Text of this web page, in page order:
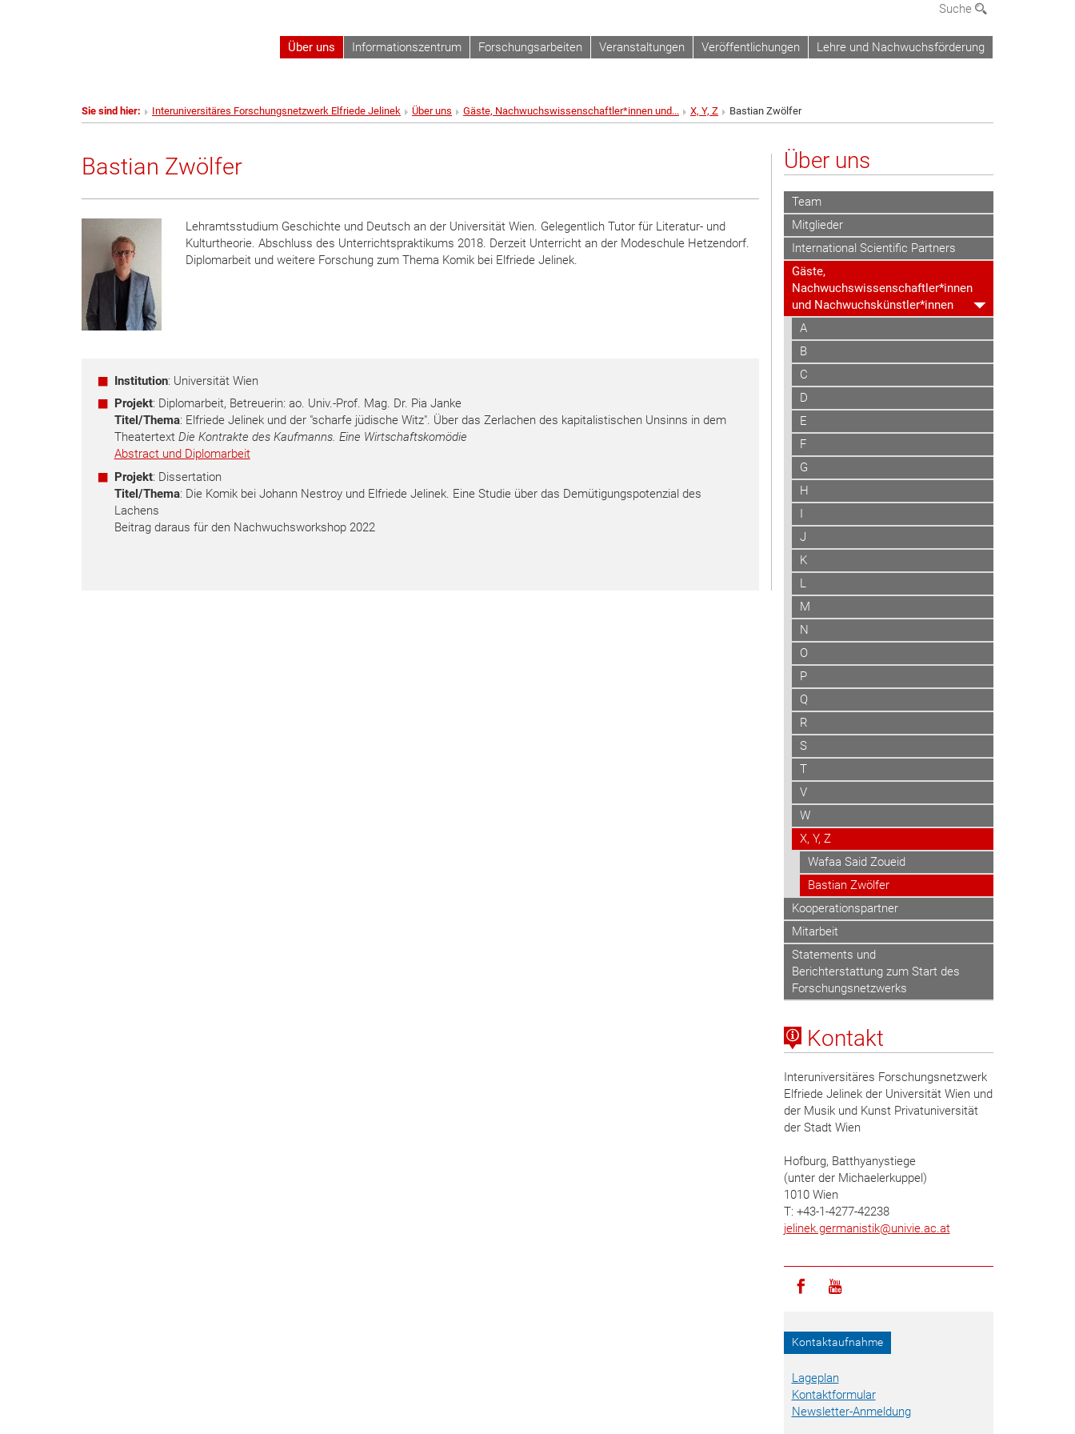
Suche
Über uns Informationszentrum Forschungsarbeiten Veranstaltungen Veröffentlichungen Lehre und Nachwuchsförderung
Sie sind hier: Interuniversitäres Forschungsnetzwerk Elfriede Jelinek Über uns Gäste, Nachwuchswissenschaftler*innen und... X, Y, Z Bastian Zwölfer
Bastian Zwölfer
Lehramtsstudium Geschichte und Deutsch an der Universität Wien. Gelegentlich Tutor für Literatur- und
Kulturtheorie. Abschluss des Unterrichtspraktikums 2018. Derzeit Unterricht an der Modeschule Hetzendorf.
Diplomarbeit und weitere Forschung zum Thema Komik bei Elfriede Jelinek.
Institution: Universität Wien
Projekt: Diplomarbeit, Betreuerin: ao. Univ.-Prof. Mag. Dr. Pia Janke
Titel/Thema: Elfriede Jelinek und der "scharfe jüdische Witz". Über das Zerlachen des kapitalistischen Unsinns in dem
Theatertext Die Kontrakte des Kaufmanns. Eine Wirtschaftskomödie
Abstract und Diplomarbeit
Projekt: Dissertation
Titel/Thema: Die Komik bei Johann Nestroy und Elfriede Jelinek. Eine Studie über das Demütigungspotenzial des
Lachens
Beitrag daraus für den Nachwuchsworkshop 2022
Über uns
Team
Mitglieder
International Scientific Partners
Gäste,
Nachwuchswissenschaftler*innen
und Nachwuchskünstler*innen
A
B
C
D
E
F
G
H
I
J
K
L
M
N
O
P
Q
R
S
T
V
W
X, Y, Z
Wafaa Said Zoueid
Bastian Zwölfer
Kooperationspartner
Mitarbeit
Statements und
Berichterstattung zum Start des
Forschungsnetzwerks
Kontakt
Interuniversitäres Forschungsnetzwerk
Elfriede Jelinek der Universität Wien und
der Musik und Kunst Privatuniversität
der Stadt Wien
Hofburg, Batthyanystiege
(unter der Michaelerkuppel)
1010 Wien
T: +43-1-4277-42238
jelinek.germanistik@univie.ac.at
Icon facebook
Icon youtube
Kontaktaufnahme
Lageplan
Kontaktformular
Newsletter-Anmeldung